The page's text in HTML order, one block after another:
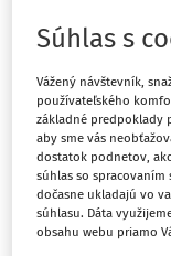
Súhlas s
Vážený návštevník,
používateľského
základné predpoklady
aby sme vás
dostatok podnetov,
súhlas so
dočasne ukladajú vo
súhlasu. Dáta
obsahu webu priamo